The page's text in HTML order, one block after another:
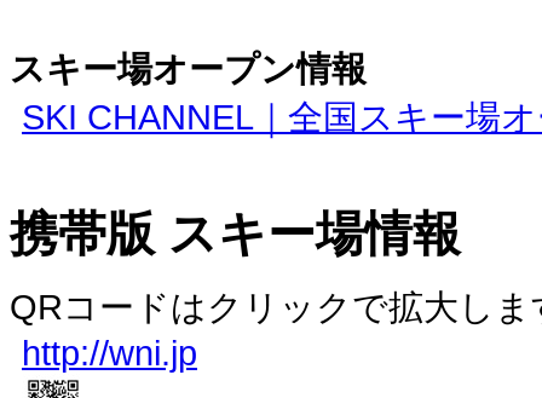
スキー場オープン情報
SKI CHANNEL ｜全国スキー場
携帯版 スキー場情報
QRコードはクリックで拡大し
http://wni.jp